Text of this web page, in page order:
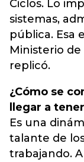
Ciclos. Lo
sistemas,
pública. Esa
Ministerio de
replicó.
¿Cómo se
llegar a
Es una
talante de
trabajando.